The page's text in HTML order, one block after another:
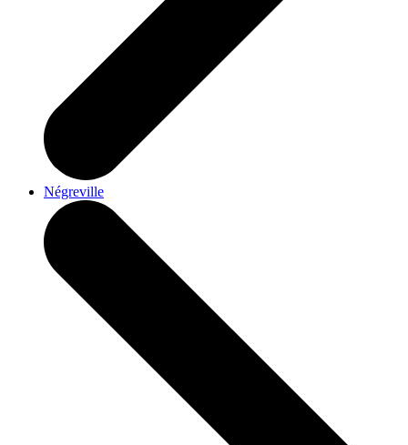
Négreville